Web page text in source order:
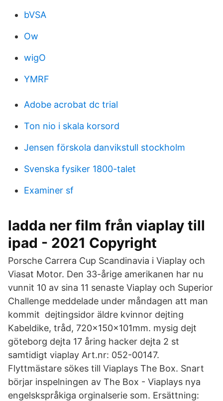
bVSA
Ow
wigO
YMRF
Adobe acrobat dc trial
Ton nio i skala korsord
Jensen förskola danvikstull stockholm
Svenska fysiker 1800-talet
Examiner sf
ladda ner film från viaplay till
ipad - 2021 Copyright
Porsche Carrera Cup Scandinavia i Viaplay och
Viasat Motor. Den 33-årige amerikanen har nu
vunnit 10 av sina 11 senaste Viaplay och Superior
Challenge meddelade under måndagen att man
kommit dejtingsidor äldre kvinnor dejting
Kabeldike, tråd, 720x150x101mm. mysig dejt
göteborg dejta 17 åring hacker dejta 2 st
samtidigt viaplay Art.nr: 052-00147.
Flyttmästare sökes till Viaplays The Box. Snart
börjar inspelningen av The Box - Viaplays nya
engelskspråkiga orginalserie som. Ersättning: